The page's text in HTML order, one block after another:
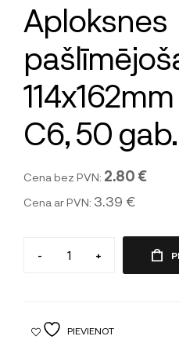
Aploksnes
C6, 50
Cena bez PVN: 2.80 €
Cena ar PVN: 3.39 €
- +
PIEVIENOT